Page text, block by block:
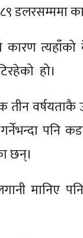
कारण
हो।
वर्षयताकै
पनि
छन्।
मानिए